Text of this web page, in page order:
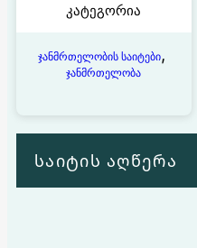
კატეგორია
ჯანმრთელობის საიტები
ჯანმრთელობა
საიტის აღწერა